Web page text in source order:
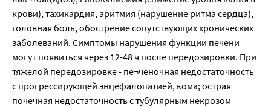
крови), тахикардия, аритмия (нарушение ритма сердца),
головная боль, обострение сопутствующих хронических
заболеваний. Симптомы нарушения функции печени
могут появиться через 12-48 ч после передозировки. При
тяжелой передозировке - пе¬ченочная недостаточность
с прогрессирующей энцефалопатией, кома; острая
почечная недостаточность с тубулярным некрозом